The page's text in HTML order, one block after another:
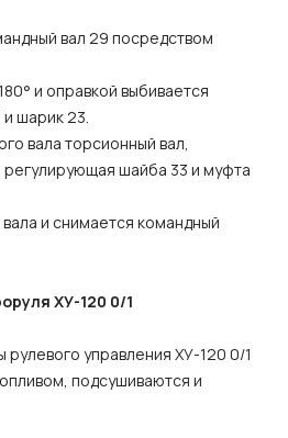
вал 29 посредством
и оправкой выбивается
шарик 23.
вала торсионный вал,
регулирующая шайба 33 и муфта
и снимается командный
ХУ-120 0/1
управления ХУ-120 0/1
подсушиваются и